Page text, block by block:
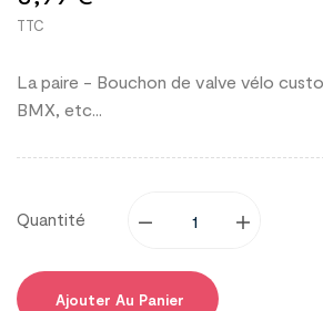
TTC
La paire - Bouchon de valve vélo
BMX, etc...
Quantité
Ajouter Au Panier